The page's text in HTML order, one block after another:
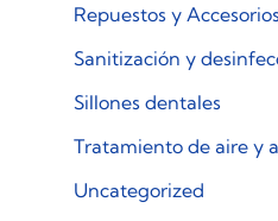
Repuestos y Accesorios
Sanitización y
Sillones dentales
Tratamiento de aire y
Uncategorized